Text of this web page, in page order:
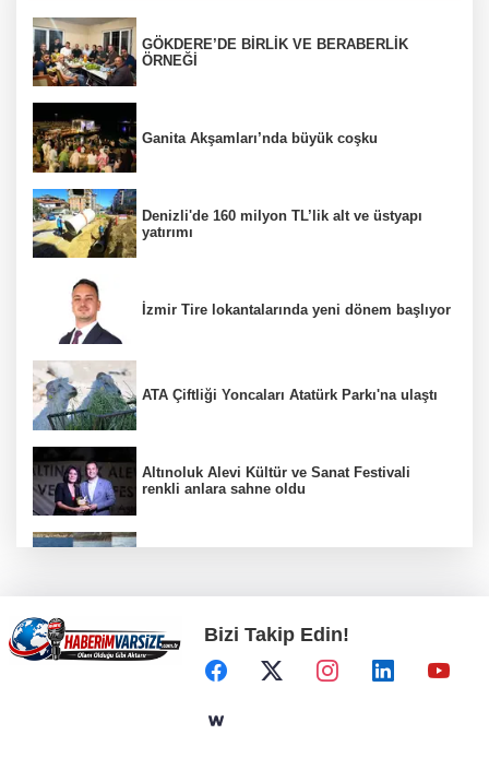
GÖKDERE’DE BİRLİK VE BERABERLİK
ÖRNEĞİ
Ganita Akşamları’nda büyük coşku
Denizli'de 160 milyon TL’lik alt ve üstyapı
yatırımı
İzmir Tire lokantalarında yeni dönem başlıyor
ATA Çiftliği Yoncaları Atatürk Parkı'na ulaştı
Altınoluk Alevi Kültür ve Sanat Festivali
renkli anlara sahne oldu
Türkiye Kültür Yolu Festivali Malatya'da
başlıyor
Bizi Takip Edin!